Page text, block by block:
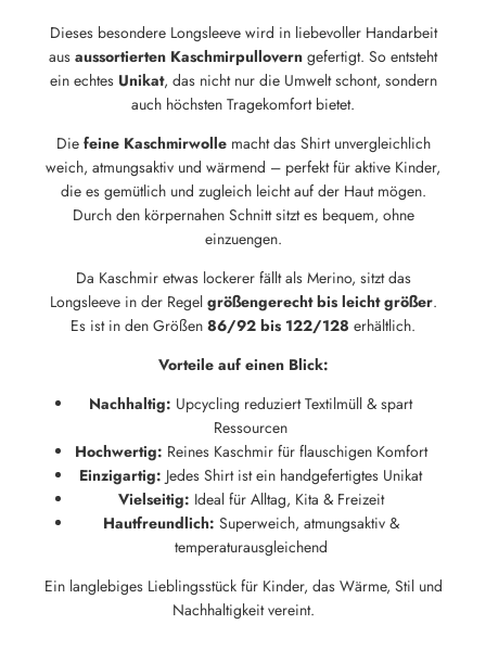
Dieses besondere Longsleeve wird in liebevoller Handarbeit
aus aussortierten Kaschmirpullovern gefertigt. So entsteht
ein echtes Unikat, das nicht nur die Umwelt schont, sondern
auch höchsten Tragekomfort bietet.
Die feine Kaschmirwollemacht das Shirt unvergleichlich
weich, atmungsaktiv und wärmend – perfekt für aktive Kinder,
die es gemütlich und zugleich leicht auf der Haut mögen.
Durch den körpernahen Schnitt sitzt es bequem, ohne
einzuengen.
Da Kaschmir etwas lockerer fällt als Merino, sitzt das
Longsleeve in der Regel größengerecht bis leicht größer.
Es ist in den Größen 86/92 bis 122/128 erhältlich.
Vorteile auf einen Blick:
Nachhaltig: Upcycling reduziert Textilmüll & spart
Ressourcen
Hochwertig: Reines Kaschmir für flauschigen Komfort
Einzigartig: Jedes Shirt ist ein handgefertigtes Unikat
Vielseitig: Ideal für Alltag, Kita & Freizeit
Hautfreundlich: Superweich, atmungsaktiv &
temperaturausgleichend
Ein langlebiges Lieblingsstück für Kinder, das Wärme, Stil und
Nachhaltigkeit vereint.
Neu hier?
Melde dich jetzt für unseren Newsletter an und erhalte einen 10%
ABSCHICKEN